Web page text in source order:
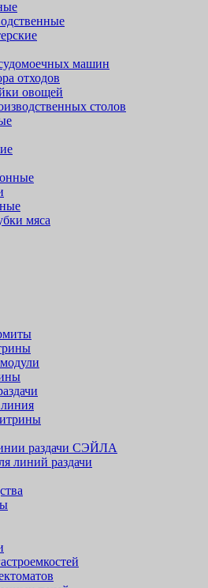
машин
отходов
овощей
столов
мяса
раздачи СЭЙЛА
линий раздачи